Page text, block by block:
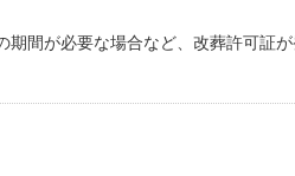
間が必要な場合など、改葬許可証